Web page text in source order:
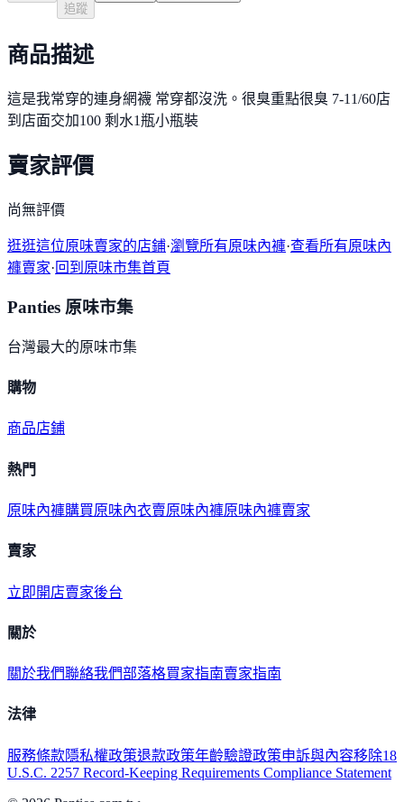
追蹤
商品描述
這是我常穿的連身網襪 常穿都沒洗。很臭重點很臭 7-11/60店
到店面交加100 剩水1瓶小瓶裝
賣家評價
尚無評價
逛逛這位原味賣家的店鋪·瀏覽所有原味內褲·查看所有原味內
褲賣家·回到原味市集首頁
Panties 原味市集
台灣最大的原味市集
購物
商品店鋪
熱門
原味內褲購買原味內衣賣原味內褲原味內褲賣家
賣家
立即開店賣家後台
關於
關於我們聯絡我們部落格買家指南賣家指南
法律
服務條款隱私權政策退款政策年齡驗證政策申訴與內容移除18
U.S.C. 2257 Record-Keeping Requirements Compliance Statement